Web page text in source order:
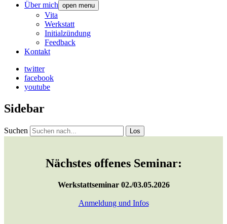
Über mich open menu
Vita
Werkstatt
Initialzündung
Feedback
Kontakt
twitter
facebook
youtube
Sidebar
Suchen
Nächstes offenes Seminar:
Werkstattseminar 02./03.05.2026
Anmeldung und Infos